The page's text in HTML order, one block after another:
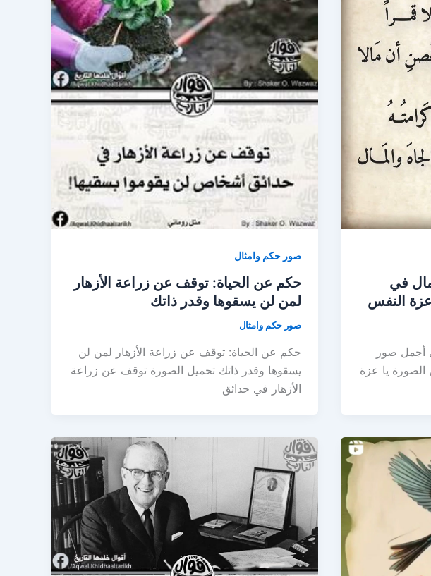
في
النفس
أجمل صور
يا عزة
صور حكم وامثال
حكم عن الحياة: توقف عن زراعة الأزهار
لمن لن يسقوها وقدر ذاتك
صور حكم وامثال
حكم عن الحياة: توقف عن زراعة الأزهار لمن لن
يسقوها وقدر ذاتك تحميل الصورة توقف عن زراعة
الأزهار في حدائق